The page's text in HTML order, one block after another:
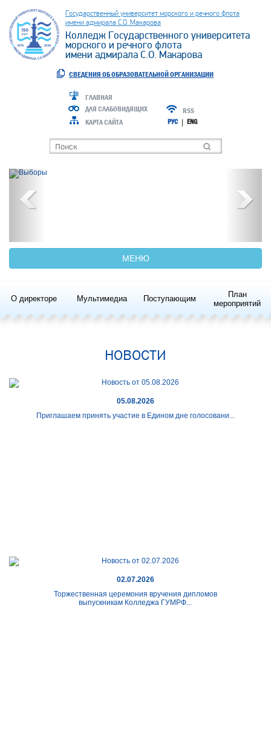
Государственный университет морского и речного флота
имени адмирала С.О. Макарова
Колледж Государственного университета
морского и речного флота
имени адмирала С.О. Макарова
СВЕДЕНИЯ ОБ ОБРАЗОВАТЕЛЬНОЙ ОРГАНИЗАЦИИ
ГЛАВНАЯ
ДЛЯ СЛАБОВИДЯЩИХ
КАРТА САЙТА
RSS
РУС| ENG
Previous
МЕНЮ
О директоре Мультимедиа Поступающим
План
мероприятий
НОВОСТИ
05.08.2026
Приглашаем принять участие в Едином дне голосовани...
02.07.2026
Торжественная церемония вручения дипломов
выпускникам Колледжа ГУМРФ...